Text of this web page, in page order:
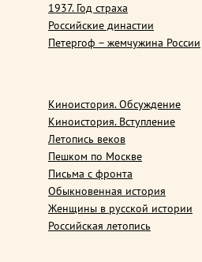
1937. Год страха
Российские династии
Петергоф – жемчужина России
Киноистория. Обсуждение
Киноистория. Вступление
Летопись веков
Пешком по Москве
Письма с фронта
Обыкновенная история
Женщины в русской истории
Российская летопись